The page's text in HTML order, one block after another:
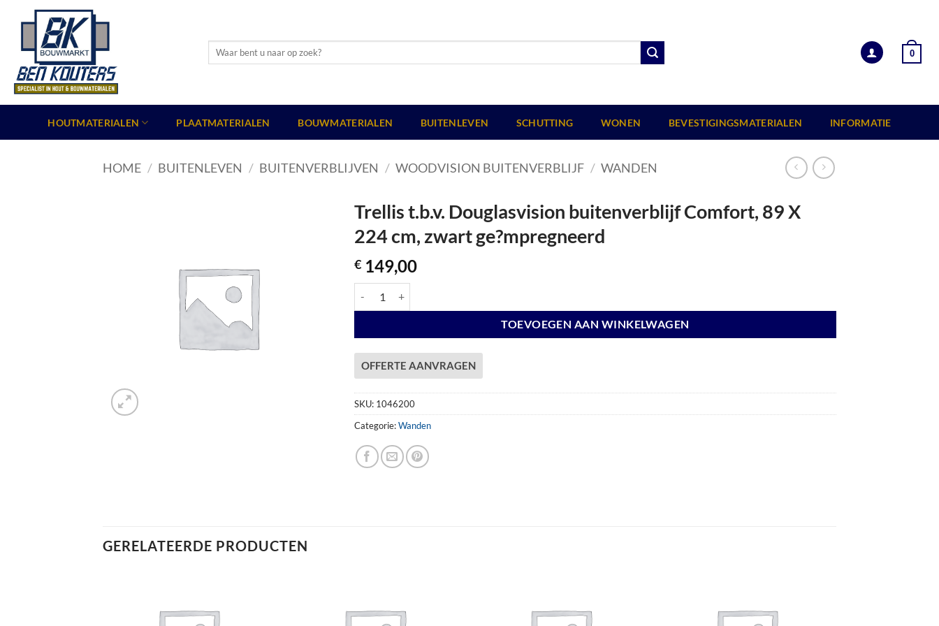
Zoeken
0
HOUTMATERIALEN PLAATMATERIALEN BOUWMATERIALEN BUITENLEVEN SCHUTTING WONEN BEVESTIGINGSMATERIALEN INFORMATIE
HOME / BUITENLEVEN / BUITENVERBLIJVEN / WOODVISION BUITENVERBLIJF / WANDEN
Trellis t.b.v. Douglasvision buitenverblijf Comfort, 89 X
224 cm, zwart ge?mpregneerd
€ 149,00
TOEVOEGEN AAN WINKELWAGEN
OFFERTE AANVRAGEN
SKU: 1046200
Categorie:Wanden
GERELATEERDE PRODUCTEN